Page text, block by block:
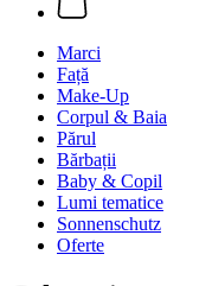
Marci
Față
Make-Up
Corpul & Baia
Părul
Bărbații
Baby & Copil
Lumi tematice
Sonnenschutz
Oferte